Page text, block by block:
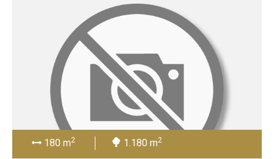
180 m2 1.180 m2